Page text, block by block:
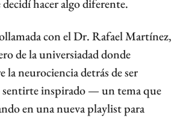
hacer algo diferente.
con el Dr. Rafael Martínez,
de la universiadad donde
la neurociencia detrás de ser
sentirte inspirado — un tema que